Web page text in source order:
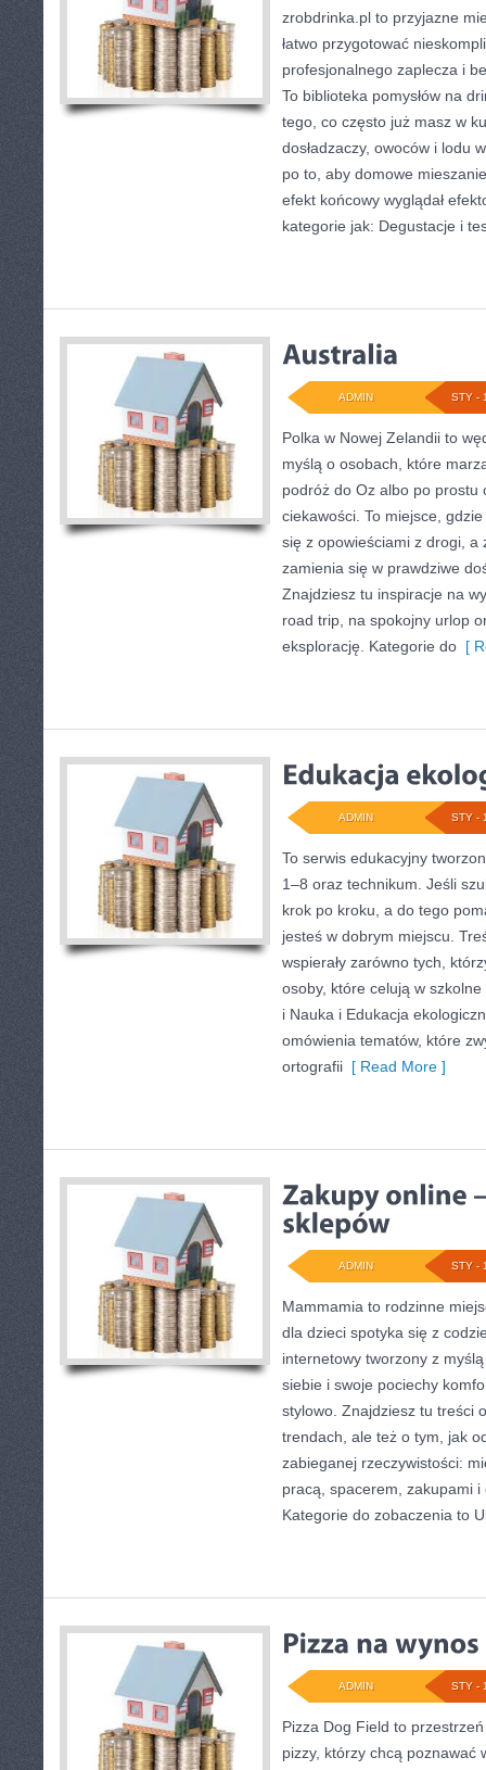
zrobdrinka.pl to przyjazne
łatwo przygotować
profesjonalnego zaplecza i
To biblioteka pomysłów na
tego, co często już masz w
dosładzaczy, owoców i lodu
po to, aby domowe
efekt końcowy wyglądał
kategorie jak: Degustacje i
STY -
ADMIN
Polka w Nowej Zelandii to
myślą o osobach, które
podróż do Oz albo po prostu
ciekawości. To miejsce,
się z opowieściami z drogi, a
zamienia się w prawdziwe
Znajdziesz tu inspiracje na
road trip, na spokojny urlop
eksplorację. Kategorie do [
STY -
ADMIN
To serwis edukacyjny
1–8 oraz technikum. Jeśli
krok po kroku, a do tego
jesteś w dobrym miejscu.
wspierały zarówno tych,
osoby, które celują w
i Nauka i Edukacja
omówienia tematów, które
ortografii [ Read More ]
STY -
ADMIN
Mammamia to rodzinne
dla dzieci spotyka się z
internetowy tworzony z
siebie i swoje pociechy
stylowo. Znajdziesz tu treści
trendach, ale też o tym, jak
zabieganej rzeczywistości:
pracą, spacerem, zakupami
Kategorie do zobaczenia to
STY -
ADMIN
Pizza Dog Field to
pizzy, którzy chcą poznawać